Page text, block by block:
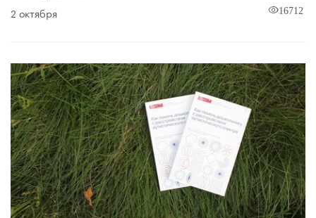
2 октября 16712